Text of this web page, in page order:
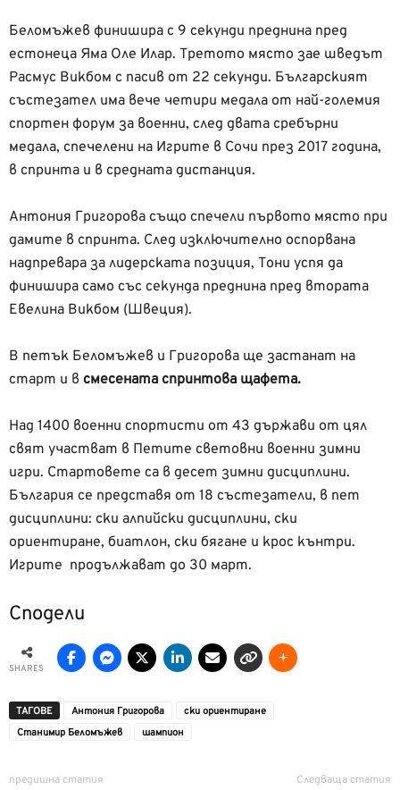
Беломъжев финишира с 9 секунди преднина пред
естонеца Яма Оле Илар. Третото място зае шведът
Расмус Викбом с пасив от 22 секунди. Българският
състезател има вече четири медала от най-големия
спортен форум за военни, след двата сребърни
медала, спечелени на Игрите в Сочи през 2017 година,
в спринта и в средната дистанция.
Антония Григорова също спечели първото място при
дамите в спринта. След изключително оспорвана
надпревара за лидерската позиция, Тони успя да
финишира само със секунда преднина пред втората
Евелина Викбом (Швеция).
В петък Беломъжев и Григорова ще застанат на
старт и в смесената спринтова щафета.
Над 1400 военни спортисти от 43 държави от цял
свят участват в Петите световни военни зимни
игри. Стартовете са в десет зимни дисциплини.
България се представя от 18 състезатели, в пет
дисциплини: ски алпийски дисциплини, ски
ориентиране, биатлон, ски бягане и крос кънтри.
Игрите продължават до 30 март.
Сподели
SHARES
ТАГОВЕ Антония Григорова
ски ориентиране
Станимир Беломъжев
шампион
предишна статия Следваща статия